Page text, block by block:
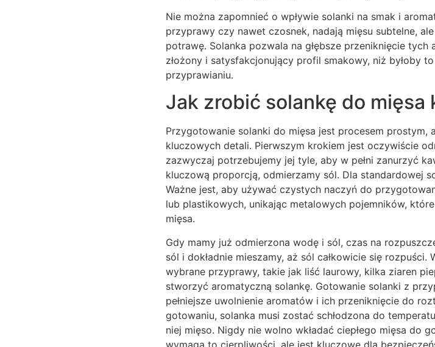
Nie można zapomnieć o wpływie solanki na smak i
przyprawy czy nawet czosnek, nadają mięsu subtelne,
potrawę. Solanka pozwala na głębsze przeniknięcie
złożony i satysfakcjonujący profil smakowy, niż byłoby
przyprawianiu.
Jak zrobić solankę do mięsa
Przygotowanie solanki do mięsa jest procesem
kluczowych detali. Pierwszym krokiem jest oczywiście
zazwyczaj potrzebujemy jej tyle, aby w pełni zanurzyć
kluczową proporcją, odmierzamy sól. Dla standardowej
Ważne jest, aby używać czystych naczyń do
lub plastikowych, unikając metalowych pojemników,
mięsa.
Gdy mamy już odmierzona wodę i sól, czas na
sól i dokładnie mieszamy, aż sól całkowicie się
wybrane przyprawy, takie jak liść laurowy, kilka ziaren
stworzyć aromatyczną solankę. Gotowanie solanki z
pełniejsze uwolnienie aromatów i ich przeniknięcie do
gotowaniu, solanka musi zostać schłodzona do
niej mięso. Nigdy nie wolno wkładać ciepłego mięsa do
wymaga to cierpliwości, ale jest kluczowe dla